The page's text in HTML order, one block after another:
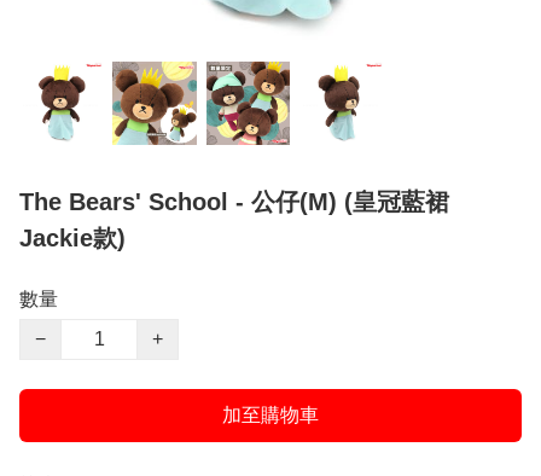
The Bears' School - 公仔(M) (皇冠藍裙
Jackie款)
數量
−
+
加至購物車